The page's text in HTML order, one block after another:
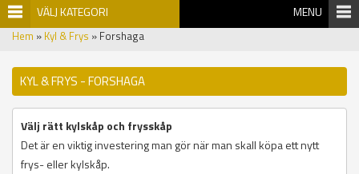
VÄLJ KATEGORI MENU
Hem » Kyl & Frys » Forshaga
KYL & FRYS - FORSHAGA
Välj rätt kylskåp och frysskåp
Det är en viktig investering man gör när man skall köpa ett nytt
frys- eller kylskåp.